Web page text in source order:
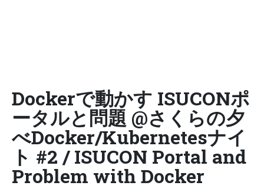
Dockerで動かす ISUCONポ
ータルと問題 @さくらの夕
べDocker/Kubernetesナイ
ト #2 / ISUCON Portal and
Problem with Docker